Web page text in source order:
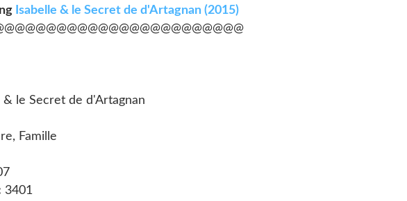
Isabelle & le Secret de d'Artagnan (2015)
& le Secret de d'Artagnan
Famille
3401